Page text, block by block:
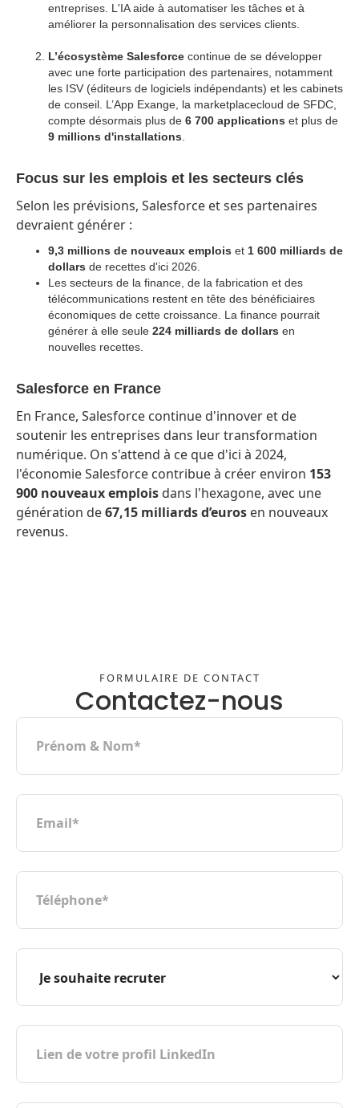
entreprises. L'IA aide à automatiser les tâches et à
améliorer la personnalisation des services clients.
L’écosystème Salesforce continue de se développer
avec une forte participation des partenaires, notamment
les ISV (éditeurs de logiciels indépendants) et les cabinets
de conseil. L’App Exange, la marketplacecloud de SFDC,
compte désormais plus de 6 700 applications et plus de
9 millions d'installations
Focus sur les emplois et les secteurs clés
Selon les prévisions, Salesforce et ses partenaires
devraient générer :
9,3 millions de nouveaux emplois et 1 600 milliards de
dollars de recettes d'ici 2026.
Les secteurs de la finance, de la fabrication et des
télécommunications restent en tête des bénéficiaires
économiques de cette croissance. La finance pourrait
générer à elle seule 224 milliards de dollars en
nouvelles recettes.
Salesforce en France
En France, Salesforce continue d'innover et de
soutenir les entreprises dans leur transformation
numérique. On s'attend à ce que d'ici à 2024,
l'économie Salesforce contribue à créer environ 153
900 nouveaux emplois dans l'hexagone, avec une
génération de67,15 milliards d’euros en nouveaux
revenus.
FORMULAIRE DE CONTACT
Contactez-nous